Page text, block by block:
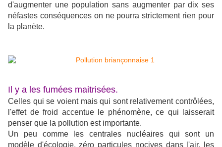
d'augmenter une population sans augmenter par dix ses
néfastes conséquences on ne pourra strictement rien pour
la planète.
Il y a les fumées maitrisées.
Celles qui se voient mais qui sont relativement contrôlées,
l'effet de froid accentue le phénomène, ce qui laisserait
penser que la pollution est importante.
Un peu comme les centrales nucléaires qui sont un
modèle d'écologie, zéro particules nocives dans l'air, les